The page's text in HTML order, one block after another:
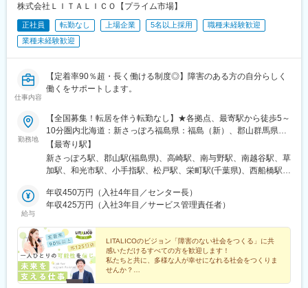
※創立間もないため、中途入社の方が多いです。
■ポジションについて：
エリアマネージャーのポストに空きがない場合や研修期間は、他
の職種や役割として勤務をいただく場合があります。（※賃金条件
に変わりはございません）身体介助・入浴介助・排泄介助・食事
介助・レクリエーション・送迎業務など介護業務全般エリアマネ
ージャーへ職種変更時に異動となることがあります。
■ご担当の可能性がある施設：
老人ホーム、障がい・認知症グループホーム、通所介護、生活介
護、就労継続B、放課後等ディ、訪問看護・介護等
■当社について：
療事業・障がい福祉事業などを幅広く手がけております。
全国に約500以上の事業所、従業員約5,000名の規模で、医療・介
に提供することをビジョンに掲げています。 ここ数年で飛躍的に
事業所数が増え、スピード感を持って大きく成長していることを
実感できます。 成長過程にあるからこそ、「会社のこれから」を
自分たちで創っていけるやりがいが感じられる環境です。
医療・介護・障がい福祉の3つのヘルスケア事業を通して、地域
株式会社ＬＩＴＡＬＩＣＯ【プライム市場】
正社員 転勤なし 上場企業 5名以上採用
職種未経験歓迎
業種未経験歓迎
仕事内容
【定着率90％超・長く働ける制度◎】障害のある方の自分らしく
働くをサポートします。
勤務地
【全国募集！転居を伴う転勤なし】★各拠点、最寄駅から徒歩5～
10分圏内北海道：新さっぽろ福島県：福島（新）、郡山群馬県：
高崎東口埼玉県：さいたま浦和、和光、小手指、南越谷、草加、
朝霞台（新）千葉県：千葉中央公園、柏西口、西船橋、松戸西口
中通、市原（新）東京都：水道橋、錦糸町、上野（新）、秋葉
浜都築、川崎、川崎駅前南、二俣川、本厚木、横須賀（新）、大
和（新）、小田原（新）長野県：松本（新）静岡県：静岡、富士
宮、名古屋金山、豊田岐阜県：岐阜大阪府：大阪梅田、住道奈良
県：奈良（新）京都府：京都駅前、京都駅南、山科醍醐、伏見桃
山、四条大宮、四条河原町、烏丸御池、宇治岡山県：倉敷広島
県：広島、広島駅南、広島横川、広島紙屋町・新＝新規開設拠
点。開設前、別拠点配属の可能性あり・詳細：『LITALICOワーク
【最寄り駅】
新さっぽろ駅、郡山駅(福島県)、高崎駅、南与野駅、南越谷駅、草
加駅、和光市駅、小手指駅、松戸駅、栄町駅(千葉県)、西船橋駅、
向原駅(東京都)、錦糸町駅、葛西駅、亀有駅、新小岩駅、センター
南駅、本厚木駅、川崎駅、京急川崎駅、二俣川駅、名鉄岐阜駅、
知県)、八事駅、豊田市駅、椥辻駅、京都河原町駅、大宮駅(京都
府)、京都駅、烏丸御池駅、東寺駅、桃山御陵前駅、宇治駅(奈良
線)、北新地駅、住道駅、倉敷市駅、横川駅、立町駅、広島駅、稲
荷町駅(広島県)、新札幌駅、新越谷駅、葭川公園駅、京成西船駅、
新橋駅、日暮里駅、秋葉原駅、九段下駅、大塚駅(東京都)、岐阜
給与
年収450万円（入社4年目／センター長）
年収425万円（入社3年目／サービス管理責任者）
LITALICOのビジョン「障害のない社会をつくる」に共
感いただけるすべての方を歓迎します！
私たちと共に、多様な人が幸せになれる社会をつくりま
せんか？